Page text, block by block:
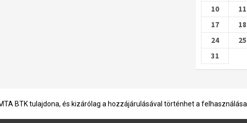
10
11
17
18
24
25
31
BTK tulajdona, és kizárólag a hozzájárulásával történhet a felhasználása.